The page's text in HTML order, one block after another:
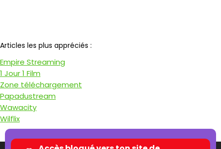
Articles les plus appréciés :
Empire Streaming
1 Jour 1 Film
Zone téléchargement
Papadustream
Wawacity
Wilflix